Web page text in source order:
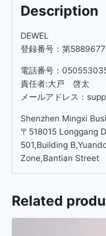
Description
DEWEL
登録番号：第
電話番号：
責任者:大戸 啓太
メールアドレス：
Shenzhen Mingxi
〒518015 Longgang
501,Building
Zone,Bantian Street
Related